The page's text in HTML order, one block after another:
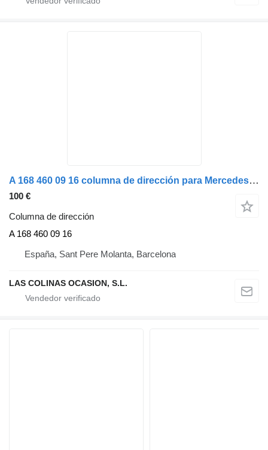
A 168 460 09 16 columna de dirección para Mercedes-Benz Vaneo (BM 414) Compact Van (10.2001->) camión
100 €
Columna de dirección
A 168 460 09 16
España, Sant Pere Molanta, Barcelona
LAS COLINAS OCASION, S.L.